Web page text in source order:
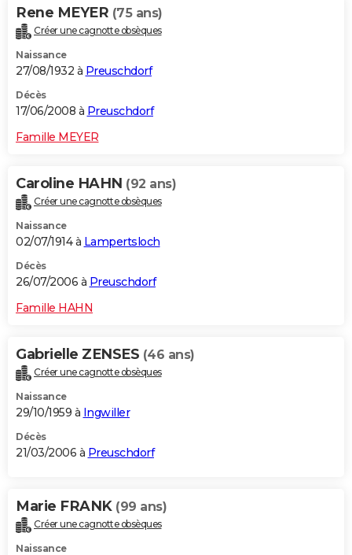
Rene MEYER (75 ans)
Créer une cagnotte obsèques
Naissance
27/08/1932 à Preuschdorf
Décès
17/06/2008 à Preuschdorf
Famille MEYER
Caroline HAHN (92 ans)
Créer une cagnotte obsèques
Naissance
02/07/1914 à Lampertsloch
Décès
26/07/2006 à Preuschdorf
Famille HAHN
Gabrielle ZENSES (46 ans)
Créer une cagnotte obsèques
Naissance
29/10/1959 à Ingwiller
Décès
21/03/2006 à Preuschdorf
Marie FRANK (99 ans)
Créer une cagnotte obsèques
Naissance